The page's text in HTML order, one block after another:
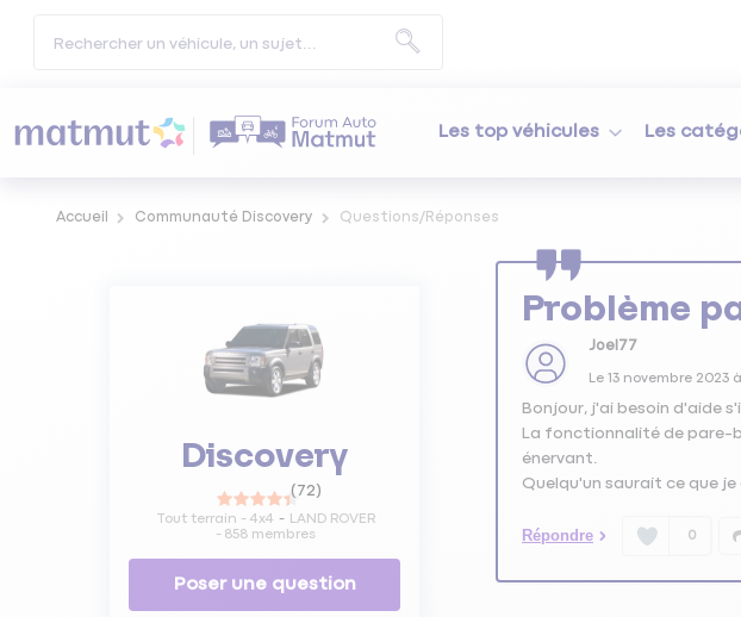
Les top véhicules Les
Accueil Communauté Discovery Questions/Réponses
Discovery
(72)
Tout terrain - 4x4
LAND ROVER
- 858 membres
Poser une question
Problème
Joel77
Le 13 novembre 2023à
Bonjour, j'ai besoin d'aide
La fonctionnalité de pare-
énervant.
Quelqu'un saurait ce que
Répondre 0